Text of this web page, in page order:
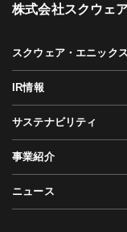
株式会社スクウェ
スクウェア・エニック
IR情報
サステナビリティ
事業紹介
ニュース